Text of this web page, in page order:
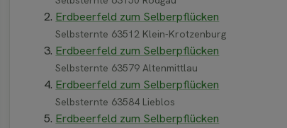
Erdbeerfeld zum Selberpflücken
Selbsternte 63512 Klein-Krotzenburg
Erdbeerfeld zum Selberpflücken
Selbsternte 63579 Altenmittlau
Erdbeerfeld zum Selberpflücken
Selbsternte 63584 Lieblos
Erdbeerfeld zum Selberpflücken